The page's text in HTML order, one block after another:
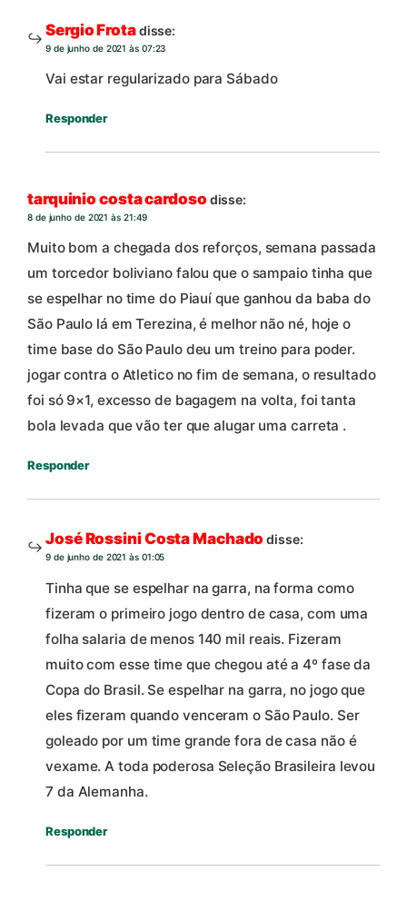
Sergio Frotadisse:
9 de junho de 2021 às 07:23
Vai estar regularizado para Sábado
Responder
tarquinio costa cardoso disse:
8 de junho de 2021 às 21:49
Muito bom a chegada dos reforços, semana passada
um torcedor boliviano falou que o sampaio tinha que
se espelhar no time do Piauí que ganhou da baba do
São Paulo lá em Terezina, é melhor não né, hoje o
time base do São Paulo deu um treino para poder.
jogar contra o Atletico no fim de semana, o resultado
foi só 9×1, excesso de bagagem na volta, foi tanta
bola levada que vão ter que alugar uma carreta .
Responder
José Rossini Costa Machado disse:
9 de junho de 2021 às 01:05
Tinha que se espelhar na garra, na forma como
fizeram o primeiro jogo dentro de casa, com uma
folha salaria de menos 140 mil reais. Fizeram
muito com esse time que chegou até a 4º fase da
Copa do Brasil. Se espelhar na garra, no jogo que
eles fizeram quando venceram o São Paulo. Ser
goleado por um time grande fora de casa não é
vexame. A toda poderosa Seleção Brasileira levou
7 da Alemanha.
Responder